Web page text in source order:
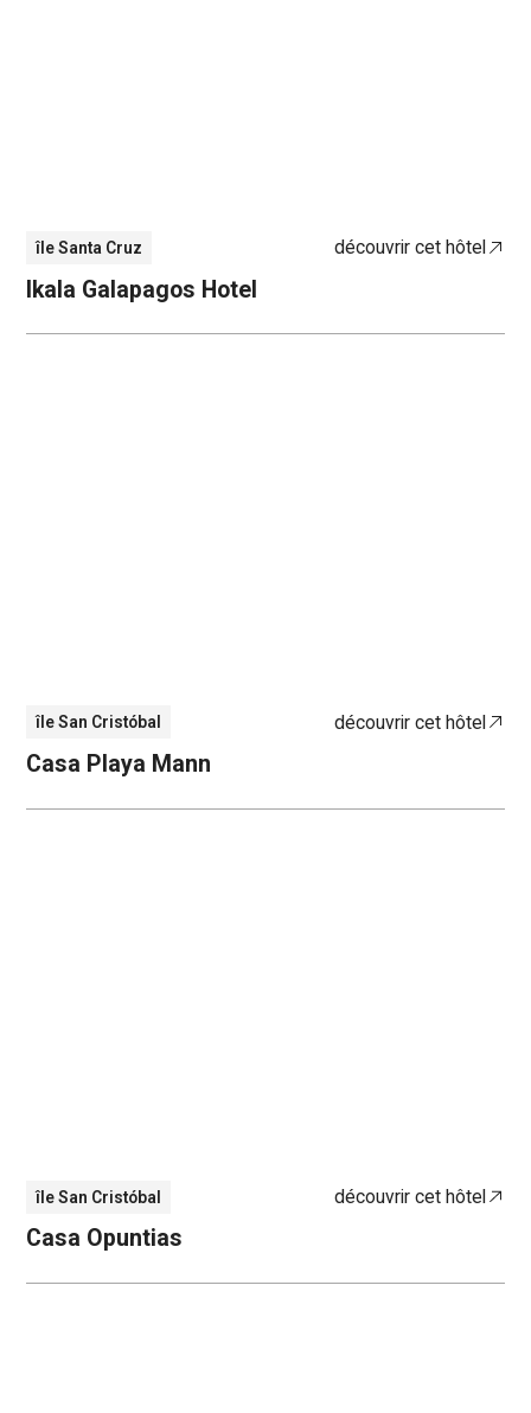
île Santa Cruz découvrir cet hôtel
Ikala Galapagos Hotel
île San Cristóbal découvrir cet hôtel
Casa Playa Mann
île San Cristóbal découvrir cet hôtel
Casa Opuntias